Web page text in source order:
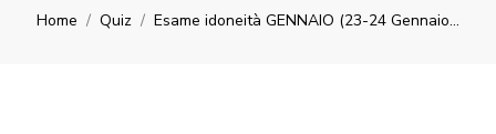
You are here:
Home Quiz Esame idoneità GENNAIO (23-24 Gennaio…